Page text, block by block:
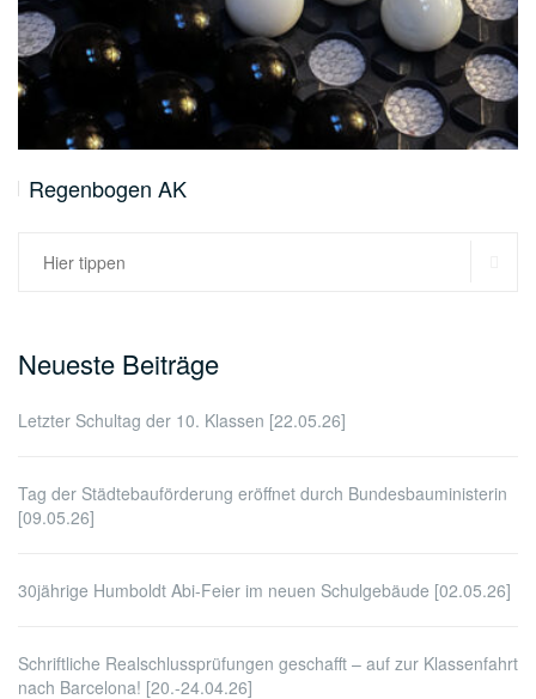
Regenbogen AK
Suchen
Neueste Beiträge
Letzter Schultag der 10. Klassen [22.05.26]
Tag der Städtebauförderung eröffnet durch Bundesbauministerin
[09.05.26]
30jährige Humboldt Abi-Feier im neuen Schulgebäude [02.05.26]
Schriftliche Realschlussprüfungen geschafft – auf zur Klassenfahrt
nach Barcelona! [20.-24.04.26]